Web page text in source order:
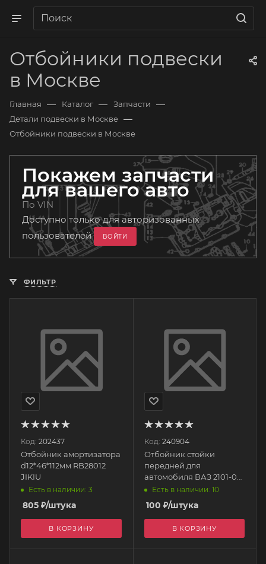
Отбойники подвески
в Москве
Главная — Каталог — Запчасти —
Детали подвески в Москве —
Отбойники подвески в Москве
Покажем запчасти
для вашего авто
По VIN
Доступно только для авторизованных
пользователей
ВОЙТИ
ФИЛЬТР
Код: 202437
Отбойник амортизатора
d12*46*112мм RB28012
JIKIU
Есть в наличии: 3
805 ₽/штука
В КОРЗИНУ
Код: 240904
Отбойник стойки
передней для
автомобиля ВАЗ 2101-07
2101-2904230 Автолайн
Есть в наличии: 10
100 ₽/штука
В КОРЗИНУ